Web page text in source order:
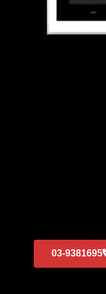
03-9381695